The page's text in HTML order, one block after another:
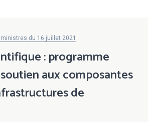
du 16 juillet 2021
: programme
aux composantes
de